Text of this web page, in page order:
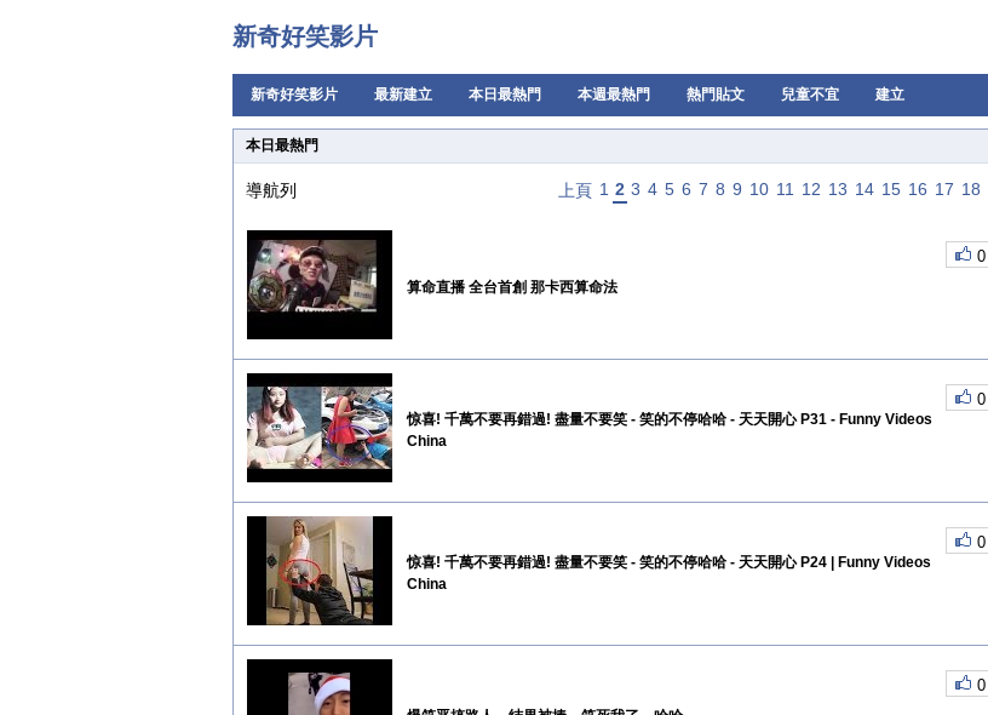
新奇好笑影片
新奇好笑影片 最新建立 本日最熱門 本週最熱門 熱門貼文 兒童不宜 建立
本日最熱門
導航列 上頁 1 2 3 4 5 6 7 8 9 10 11 12 13 14 15 16 17 18
0
算命直播 全台首創 那卡西算命法
0
惊喜! 千萬不要再錯過! 盡量不要笑 - 笑的不停哈哈 - 天天開心 P31 - Funny Videos
China
0
惊喜! 千萬不要再錯過! 盡量不要笑 - 笑的不停哈哈 - 天天開心 P24 | Funny Videos
China
0